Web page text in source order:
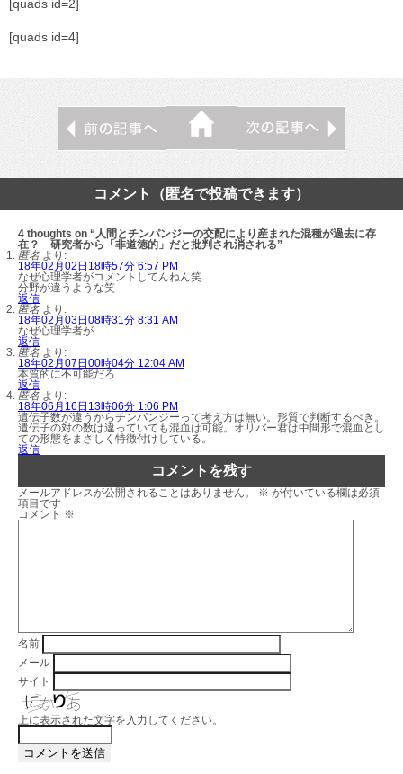
[quads id=2]
[quads id=4]
コメント（匿名で投稿できます）
4 thoughts on “人間とチンパンジーの交配により産まれた混種が過去に存
在？ 研究者から「非道徳的」だと批判され消される”
匿名 より:
18年02月02日18時57分 6:57 PM
なぜ心理学者がコメントしてんねん笑
分野が違うような笑
返信
匿名 より:
18年02月03日08時31分 8:31 AM
なぜ心理学者が…
返信
匿名 より:
18年02月07日00時04分 12:04 AM
本質的に不可能だろ
返信
匿名 より:
18年06月16日13時06分 1:06 PM
遺伝子数が違うからチンパンジーって考え方は無い。形質で判断するべき。
遺伝子の対の数は違っていても混血は可能。オリバー君は中間形で混血とし
ての形態をまさしく特徴付けしている。
返信
コメントを残す
メールアドレスが公開されることはありません。 ※ が付いている欄は必須
項目です
コメント ※
名前
メール
サイト
上に表示された文字を入力してください。